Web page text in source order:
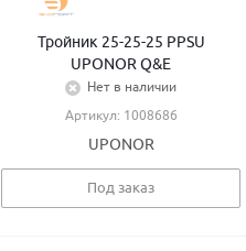
Тройник 25-25-25 PPSU
UPONOR Q&E
Нет в наличии
Артикул: 1008686
UPONOR
Под заказ